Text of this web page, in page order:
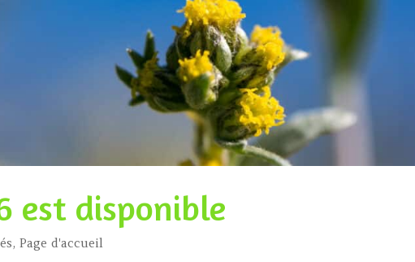
est disponible
,Page d'accueil